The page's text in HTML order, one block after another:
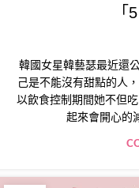
「
韓國女星韓藝瑟最近還
己是不能沒有甜點的人
以飲食控制期間她不但
起來會開心的